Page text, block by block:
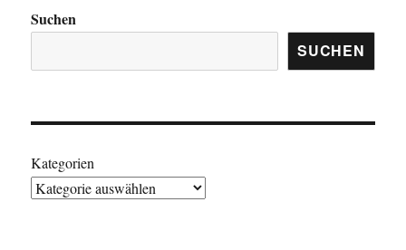
Suchen
SUCHEN
Kategorien